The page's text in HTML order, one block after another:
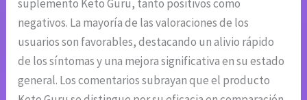
suplemento Keto Guru, tanto positivos como
negativos. La mayoría de las valoraciones de los
usuarios son favorables, destacando un alivio rápido
de los síntomas y una mejora significativa en su estado
general. Los comentarios subrayan que el producto